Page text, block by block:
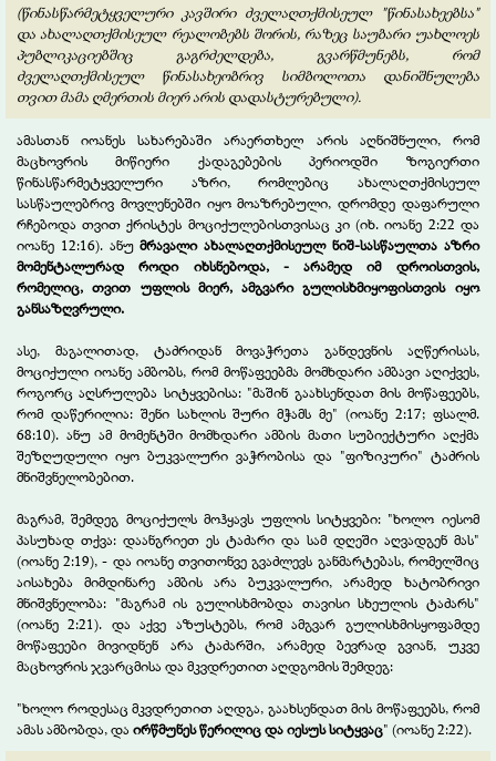
(წინასწარმეტყველური კავშირი ძველაღთქმისეულ "წინასახეებსა"
და ახალაღთქმისეულ რეალობებს შორის, რაზეც საუბარი უახლოეს
პუბლიკაციებშიც გაგრძელდება, გვარწმუნებს, რომ
ძველაღთქმისეულ წინასახეობრივ სიმბოლოთა დანიშნულება
თვით მამა ღმერთის მიერ არის დადასტურებული).
ამასთან იოანეს სახარებაში არაერთხელ არის აღნიშნული, რომ
მაცხოვრის მიწიერი ქადაგებების პერიოდში ზოგიერთი
წინასწარმეტყველური აზრი, რომლებიც ახალაღთქმისეულ
სასწაულებრივ მოვლენებში იყო მოაზრებული, დრომდე დაფარული
რჩებოდა თვით ქრისტეს მოციქულებისთვისაც კი (იხ. იოანე 2:22 და
იოანე 12:16). ანუმრავალი ახალაღთქმისეულ ნიშ-სასწაულთა აზრი
მომენტალურად როდი იხსნებოდა, - არამედ იმ დროისთვის,
რომელიც, თვით უფლის მიერ, ამგვარი გულისხმიყოფისთვის იყო
განსაზღვრული.
ასე, მაგალითად, ტაძრიდან მოვაჭრეთა განდევნის აღწერისას,
მოციქული იოანე ამბობს, რომ მოწაფეებმა მომხდარი ამბავი აღიქვეს,
როგორც აღსრულება სიტყვებისა: "მაშინ გაახსენდათ მის მოწაფეებს,
რომ დაწერილია: შენი სახლის შური მჭამს მე" (იოანე 2:17; ფსალმ.
68:10). ანუ ამ მომენტში მომხდარი ამბის მათი სუბიექტური აღქმა
შეზღუდული იყო ბუკვალური ვაჭრობისა და "ფიზიკური" ტაძრის
მნიშვნელობებით.
მაგრამ, შემდეგ მოციქულს მოჰყავს უფლის სიტყვები: "ხოლო იესომ
პასუხად თქვა: დაანგრიეთ ეს ტაძარი და სამ დღეში აღვადგენ მას"
(იოანე 2:19), - და იოანე თვითონვე გვაძლევს განმარტებას, რომელშიც
აისახება მიმდინარე ამბის არა ბუკვალური, არამედ ხატობრივი
მნიშვნელობა: "მაგრამ ის გულისხმობდა თავისი სხეულის ტაძარს"
(იოანე 2:21). და აქვე აზუსტებს, რომ ამგვარ გულისხმისყოფამდე
მოწაფეები მივიდნენ არა ტაძარში, არამედ ბევრად გვიან, უკვე
მაცხოვრის ჯვარცმისა და მკვდრეთით აღდგომის შემდეგ:
"ხოლო როდესაც მკვდრეთით აღდგა, გაახსენდათ მის მოწაფეებს, რომ
ამას ამბობდა, და ირწმუნეს წერილიც და იესუს სიტყვაც" (იოანე 2:22).